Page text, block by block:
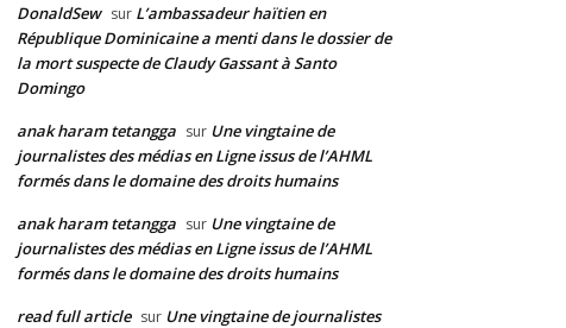
DonaldSew sur L’ambassadeur haïtien en
République Dominicaine a menti dans le dossier de
la mort suspecte de Claudy Gassant à Santo
Domingo
anak haram tetangga sur Une vingtaine de
journalistes des médias en Ligne issus de l’AHML
formés dans le domaine des droits humains
anak haram tetangga sur Une vingtaine de
journalistes des médias en Ligne issus de l’AHML
formés dans le domaine des droits humains
read full article sur Une vingtaine de journalistes